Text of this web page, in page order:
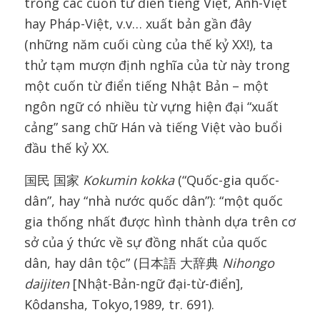
hay Pháp-Việt, v.v… xuất bản gần đây
(những năm cuối cùng của thế kỷ XX!), ta
thử tạm mượn định nghĩa của từ này trong
một cuốn từ điển tiếng Nhật Bản – một
ngôn ngữ có nhiều từ vựng hiện đại “xuất
cảng” sang chữ Hán và tiếng Việt vào buổi
đầu thế kỷ XX.
国民 国家 Kokumin kokka(“Quốc-gia quốc-
dân”, hay “nhà nước quốc dân”): “một quốc
gia thống nhất được hình thành dựa trên cơ
sở của ý thức về sự đồng nhất của quốc
dân, hay dân tộc” (日本語 大辞典 Nihongo
daijiten[Nhật-Bản-ngữ đại-từ-điển],
Kôdansha, Tokyo,1989, tr. 691).